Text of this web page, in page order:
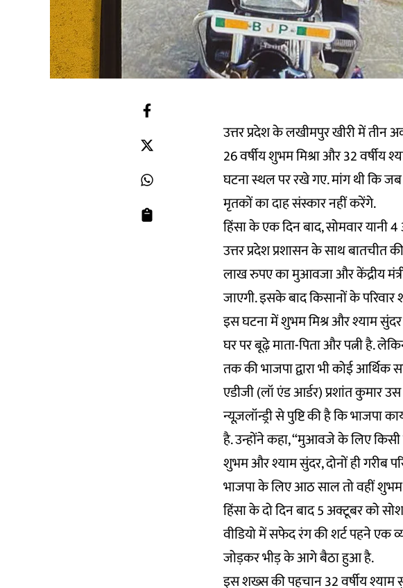
उत्तर प्रदेश के लखीमपुर खीरी में तीन
26 वर्षीय शुभम मिश्रा और 32
घटना स्थल पर रखे गए. मांग थी कि जब
मृतकों का दाह संस्कार नहीं करेंगे.
हिंसा के एक दिन बाद, सोमवार
उत्तर प्रदेश प्रशासन के साथ बातचीत
लाख रुपए का मुआवजा और केंद्रीय
जाएगी. इसके बाद किसानों के
इस घटना में शुभम मिश्र और श्याम सुंदर
घर पर बूढ़े माता-पिता और पत्नी है.
तक की भाजपा द्वारा भी कोई आर्थिक
एडीजी (लॉ एंड आर्डर) प्रशांत
न्यूज़लॉन्ड्री से पुष्टि की है कि भाजपा
है. उन्होंने कहा, “मुआवजे के लिए किसी
शुभम और श्याम सुंदर, दोनों ही गरीब
भाजपा के लिए आठ साल तो वहीं
हिंसा के दो दिन बाद 5 अक्टूबर को
वीडियो में सफेद रंग की शर्ट पहने एक
जोड़कर भीड़ के आगे बैठा हुआ है.
इस शख्स की पहचान 32 वर्षीय श्याम